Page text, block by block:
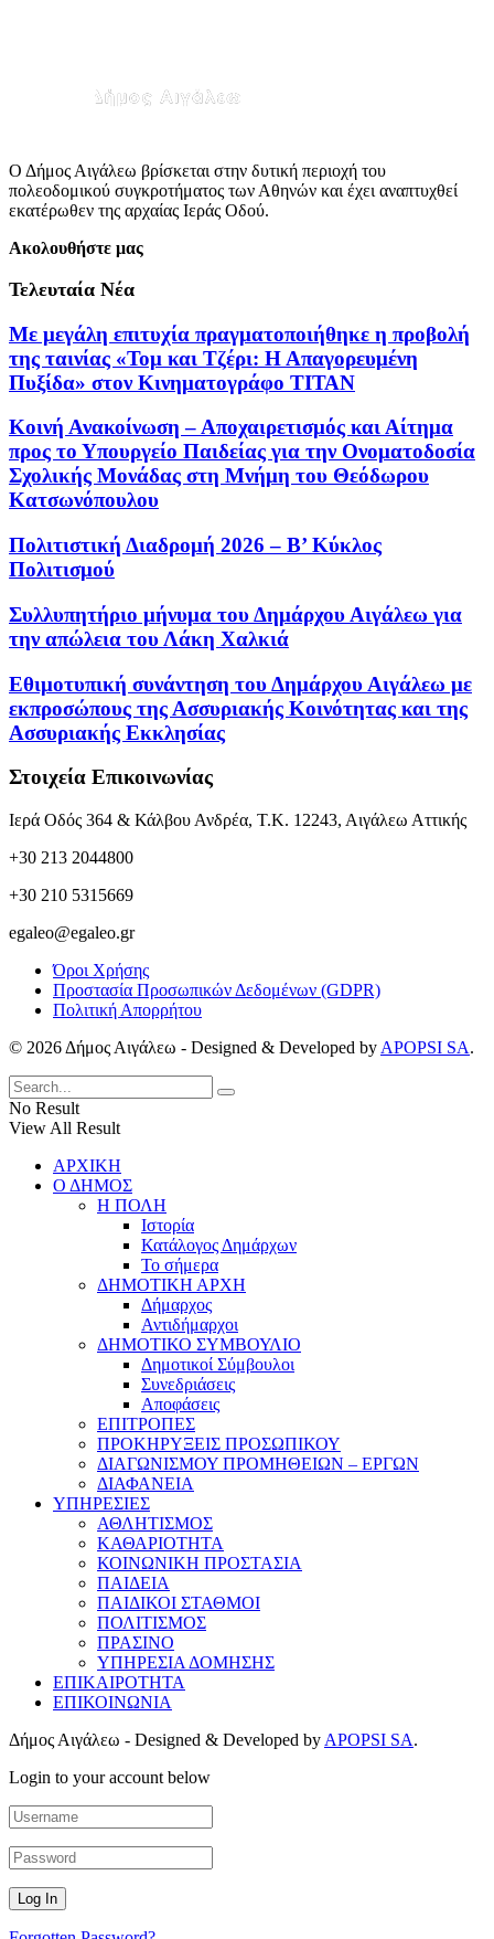
Ο Δήμος Αιγάλεω βρίσκεται στην δυτική περιοχή του
πολεοδομικού συγκροτήματος των Αθηνών και έχει αναπτυχθεί
εκατέρωθεν της αρχαίας Ιεράς Οδού.
Ακολουθήστε μας
Τελευταία Νέα
Με μεγάλη επιτυχία πραγματοποιήθηκε η προβολή
της ταινίας «Τομ και Τζέρι: Η Απαγορευμένη
Πυξίδα» στον Κινηματογράφο ΤΙΤΑΝ
Κοινή Ανακοίνωση – Αποχαιρετισμός και Αίτημα
προς το Υπουργείο Παιδείας για την Ονοματοδοσία
Σχολικής Μονάδας στη Μνήμη του Θεόδωρου
Κατσωνόπουλου
Πολιτιστική Διαδρομή 2026 – Β’ Κύκλος
Πολιτισμού
Συλλυπητήριο μήνυμα του Δημάρχου Αιγάλεω για
την απώλεια του Λάκη Χαλκιά
Εθιμοτυπική συνάντηση του Δημάρχου Αιγάλεω με
εκπροσώπους της Ασσυριακής Κοινότητας και της
Ασσυριακής Εκκλησίας
Στοιχεία Επικοινωνίας
Ιερά Οδός 364 & Κάλβου Ανδρέα, Τ.Κ. 12243, Αιγάλεω Αττικής
+30 213 2044800
+30 210 5315669
egaleo@egaleo.gr
Όροι Χρήσης
Προστασία Προσωπικών Δεδομένων (GDPR)
Πολιτική Απορρήτου
© 2026 Δήμος Αιγάλεω - Designed & Developed by APOPSI SA.
No Result
View All Result
ΑΡΧΙΚΗ
Ο ΔΗΜΟΣ
Η ΠΟΛΗ
Ιστορία
Κατάλογος Δημάρχων
Το σήμερα
ΔΗΜΟΤΙΚΗ ΑΡΧΗ
Δήμαρχος
Αντιδήμαρχοι
ΔΗΜΟΤΙΚΟ ΣΥΜΒΟΥΛΙΟ
Δημοτικοί Σύμβουλοι
Συνεδριάσεις
Αποφάσεις
ΕΠΙΤΡΟΠΕΣ
ΠΡΟΚΗΡΥΞΕΙΣ ΠΡΟΣΩΠΙΚΟΥ
ΔΙΑΓΩΝΙΣΜΟΥ ΠΡΟΜΗΘΕΙΩΝ – ΕΡΓΩΝ
ΔΙΑΦΑΝΕΙΑ
ΥΠΗΡΕΣΙΕΣ
ΑΘΛΗΤΙΣΜΟΣ
ΚΑΘΑΡΙΟΤΗΤΑ
ΚΟΙΝΩΝΙΚΗ ΠΡΟΣΤΑΣΙΑ
ΠΑΙΔΕΙΑ
ΠΑΙΔΙΚΟΙ ΣΤΑΘΜΟΙ
ΠΟΛΙΤΙΣΜΟΣ
ΠΡΑΣΙΝΟ
ΥΠΗΡΕΣΙΑ ΔΟΜΗΣΗΣ
ΕΠΙΚΑΙΡΟΤΗΤΑ
ΕΠΙΚΟΙΝΩΝΙΑ
Δήμος Αιγάλεω - Designed & Developed by APOPSI SA.
Login to your account below